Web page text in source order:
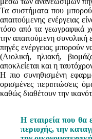
Τα συστήματα που
απαιτούμενης ενέργειας
τόσο από τα γεωγραφικά
την απαιτούμενη
πηγές ενέργειας μπορούν
(Αιολική, ηλιακή,
αποκλείεται και η
Η πιο συνηθισμένη
ορισμένες περιπτώσεις
καθώς διαθέτουν την
Η εταιρεία που θα
περιοχής, την